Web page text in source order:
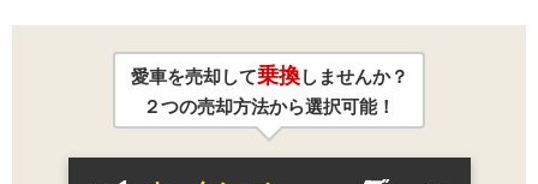
愛車を売却して乗換しませんか？
２つの売却方法から選択可能！